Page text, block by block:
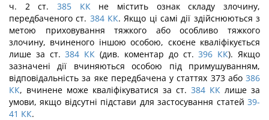
ч. 2 ст. 385 ККне містить ознак складу злочину,
передбаченого ст. 384 КК. Якщо ці самі дії здійснюються з
метою приховування тяжкого або особливо тяжкого
злочину, вчине­ного іншою особою, скоєне кваліфікується
лише за ст. 384 КК (див. коментар до ст. 396 КК). Якщо
зазначені дії вчиняються особою під примушуванням,
відповідаль­ність за яке передбачена у статтях 373 або386
КК, вчинене може кваліфікуватися за ст. 384 КК лише за
умови, якщо відсутні підстави для застосування статей 39-
41 КК.